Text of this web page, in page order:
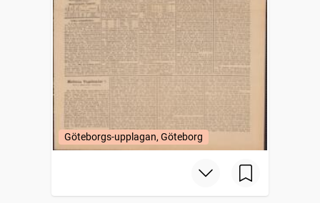
Göteborgs-upplagan, Göteborg